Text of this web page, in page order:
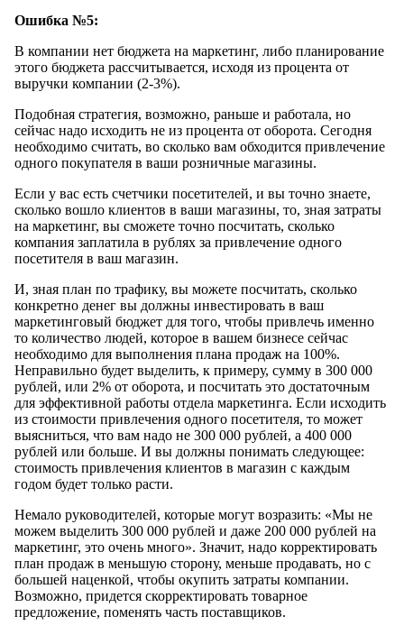
Ошибка №5:
В компании нет бюджета на маркетинг, либо планирование
этого бюджета рассчитывается, исходя из процента от
выручки компании (2-3%).
Подобная стратегия, возможно, раньше и работала, но
сейчас надо исходить не из процента от оборота. Сегодня
необходимо считать, во сколько вам обходится привлечение
одного покупателя в ваши розничные магазины.
Если у вас есть счетчики посетителей, и вы точно знаете,
сколько вошло клиентов в ваши магазины, то, зная затраты
на маркетинг, вы сможете точно посчитать, сколько
компания заплатила в рублях за привлечение одного
посетителя в ваш магазин.
И, зная план по трафику, вы можете посчитать, сколько
конкретно денег вы должны инвестировать в ваш
маркетинговый бюджет для того, чтобы привлечь именно
то количество людей, которое в вашем бизнесе сейчас
необходимо для выполнения плана продаж на 100%.
Неправильно будет выделить, к примеру, сумму в 300 000
рублей, или 2% от оборота, и посчитать это достаточным
для эффективной работы отдела маркетинга. Если исходить
из стоимости привлечения одного посетителя, то может
выясниться, что вам надо не 300 000 рублей, а 400 000
рублей или больше. И вы должны понимать следующее:
стоимость привлечения клиентов в магазин с каждым
годом будет только расти.
Немало руководителей, которые могут возразить: «Мы не
можем выделить 300 000 рублей и даже 200 000 рублей на
маркетинг, это очень много». Значит, надо корректировать
план продаж в меньшую сторону, меньше продавать, но с
большей наценкой, чтобы окупить затраты компании.
Возможно, придется скорректировать товарное
предложение, поменять часть поставщиков.